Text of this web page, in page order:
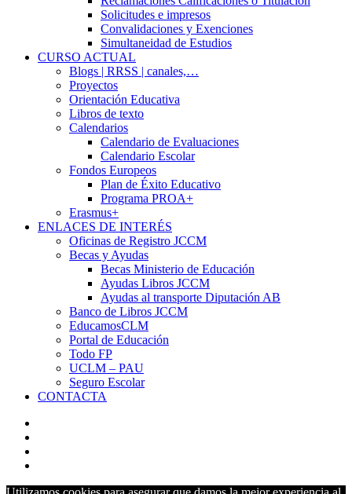
Solicitudes e impresos
Convalidaciones y Exenciones
Simultaneidad de Estudios
CURSO ACTUAL
Blogs | RRSS | canales,…
Proyectos
Orientación Educativa
Libros de texto
Calendarios
Calendario de Evaluaciones
Calendario Escolar
Fondos Europeos
Plan de Éxito Educativo
Programa PROA+
Erasmus+
ENLACES DE INTERÉS
Oficinas de Registro JCCM
Becas y Ayudas
Becas Ministerio de Educación
Ayudas Libros JCCM
Ayudas al transporte Diputación AB
Banco de Libros JCCM
EducamosCLM
Portal de Educación
Todo FP
UCLM – PAU
Seguro Escolar
CONTACTA